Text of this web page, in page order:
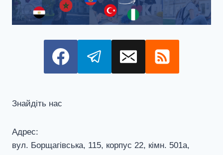
Знайдіть нас
Адрес:
вул. Борщагівська, 115, корпус 22, кiмн. 501а,